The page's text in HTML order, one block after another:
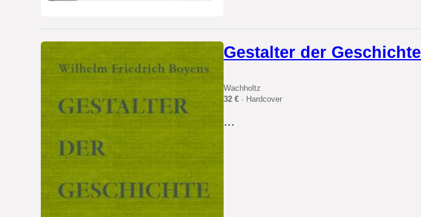
Gestalter der Geschichte
Wachholtz
32 € · Hardcover
...